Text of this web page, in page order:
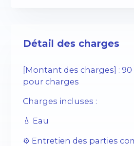
Détail des charges
[Montant des charges] : 90
pour charges
Charges incluses :
💧 Eau
⚙️ Entretien des parties